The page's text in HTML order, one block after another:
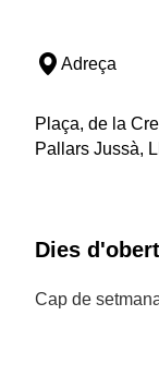
Adreça
Plaça, de la
Pallars Jussà,
Dies
Cap de